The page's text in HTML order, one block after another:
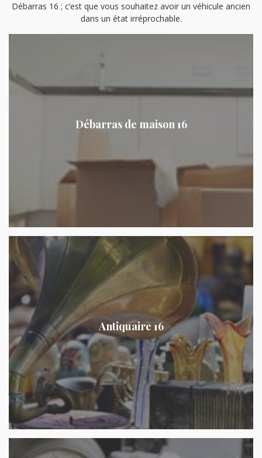
Débarras 16 ; c’est que vous souhaitez avoir un véhicule ancien
dans un état irréprochable.
Débarras de maison 16
Antiquaire 16